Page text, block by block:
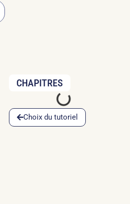
CHAPITRES
Choix du tutoriel